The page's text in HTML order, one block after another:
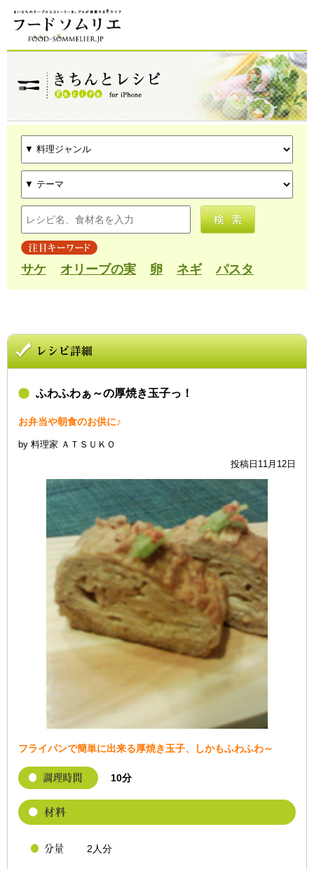
サケ オリーブの実 卵 ネギ パスタ
ふわふわぁ～の厚焼き玉子っ！
お弁当や朝食のお供に♪
by 料理家 ＡＴＳＵＫＯ
投稿日11月12日
フライパンで簡単に出来る厚焼き玉子、しかもふわふわ～
10分
2人分